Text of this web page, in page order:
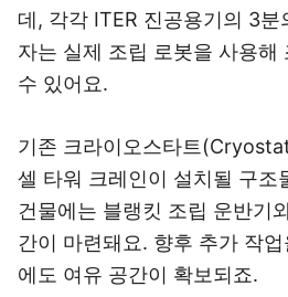
데, 각각 ITER 진공용기의 3분
자는 실제 조립 로봇을 사용해
수 있어요.
기존 크라이오스타트
셀 타워 크레인이 설치될 구조
건물에는 블랭킷 조립 운반기
간이 마련돼요. 향후 추가 작
에도 여유 공간이 확보되죠.